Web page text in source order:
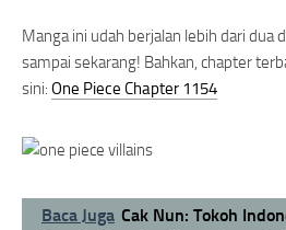
Manga ini udah berjalan lebih dari dua
sampai sekarang! Bahkan, chapter
sini: One Piece Chapter 1154
Baca Juga Cak Nun: Tokoh